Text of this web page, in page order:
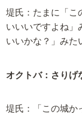
堤氏：たまに「こ
いいいですよね」
いいかな？」みた
オクトバ：さりげ
堤氏：「この城か